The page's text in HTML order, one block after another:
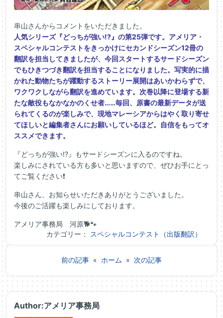
串山さんからコメントをいただきました。
人気シリーズ『どっちが強い!?』の第25弾です。アメリア・
スペシャルコンテストをきっかけにセカンドシーズン12冊の
翻訳を担当してきましたが、今回スタートするサードシーズン
でもひきつづき翻訳を担当することになりました。写実的に描
かれた動物たちが躍動するストーリー展開はあいかわらずで、
ワクワクしながら翻訳を進めています。次巻以降に登場する新
たな敵役もなかなかのくせ者……毎回、原書の最新データが送
られてくるのが楽しみで、現地マレーシアからはやく取り寄せ
てほしいと編集者さんにお願いしているほど。自信をもってオ
ススメできます。
『どっちが強い!?』もサードシーズンに入るのですね。
楽しみにされている方も多いと思いますので、ぜひお手にとっ
てご覧ください❗
串山さん、お知らせいただきありがとうございました。
今後のご活躍も楽しみにしております。
アメリア事務局 河原🐕🐾
カテゴリー： スペシャルコンテスト（出版翻訳）
前の記事 « ホーム » 次の記事
Author:アメリア事務局